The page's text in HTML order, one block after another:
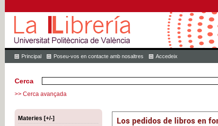
Principal Poseu-vos en contacte amb nosaltres Accedeix
Cerca
>> Cerca avançada
Materies [+/-]